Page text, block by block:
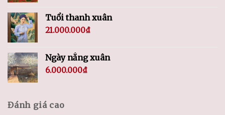
Tuổi thanh xuân
21.000.000₫
Ngày nắng xuân
6.000.000₫
Đánh giá cao